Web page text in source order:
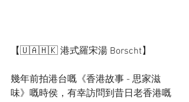
【🇺🇦🇭🇰 港式羅宋湯 Borscht】
幾年前拍港台嘅《香港故事 - 思家滋
味》嘅時侯，有幸訪問到昔日老香港嘅